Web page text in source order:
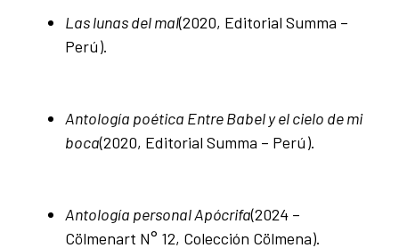
Las lunas del mal(2020, Editorial Summa –
Perú).
Antología poética Entre Babel y el cielo de mi
boca(2020, Editorial Summa – Perú).
Antología personal Apócrifa(2024 –
Cölmenart N° 12, Colección Cölmena).